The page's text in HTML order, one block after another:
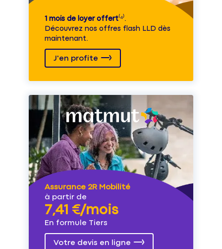
1 mois de loyer offert⁽⁴⁾.
Découvrez nos offres flash LLD dès
maintenant.
J'en profite
Assurance 2R Mobilité
à partir de
7,41 €/mois
En formule Tiers
Votre devis en ligne